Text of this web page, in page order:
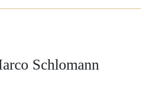
Schlomann